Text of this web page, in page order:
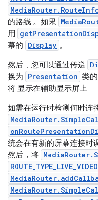
MediaRouter.RouteInfo
的路线 。如果
用
幕的 Display 。
然后，您可以通过传递
换为 Presentation 类
将 显示在辅助显示屏上
如需在运行时检测何时连
统会在有新的屏幕连接时
然后，将
ROUTE_TYPE_LIVE_VIDEO